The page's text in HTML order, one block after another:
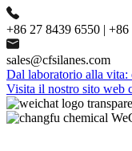
+86 27 8439 6550 |
sales@cfsilanes.com
Dal laboratorio alla
Visita il nostro sito web